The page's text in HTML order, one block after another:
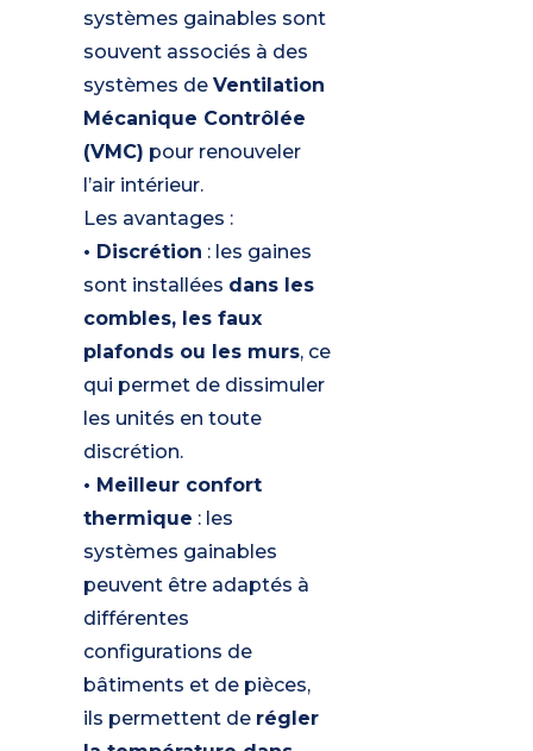
systèmes gainables sont
souvent associés à des
systèmes de Ventilation
Mécanique Contrôlée
(VMC) pour renouveler
l’air intérieur.
Les avantages :
• Discrétion : les gaines
sont installées dans les
combles, les faux
plafonds ou les murs, ce
qui permet de dissimuler
les unités en toute
discrétion.
• Meilleur confort
thermique : les
systèmes gainables
peuvent être adaptés à
différentes
configurations de
bâtiments et de pièces,
ils permettent de régler